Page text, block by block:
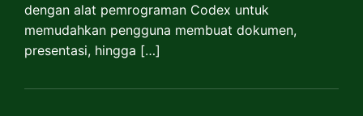
dengan alat pemrograman Codex untuk
memudahkan pengguna membuat dokumen,
presentasi, hingga […]